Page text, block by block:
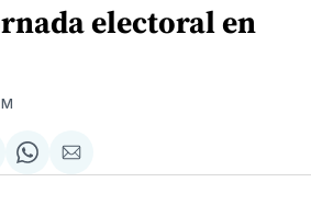
electoral en
Share
on
Compartir
via